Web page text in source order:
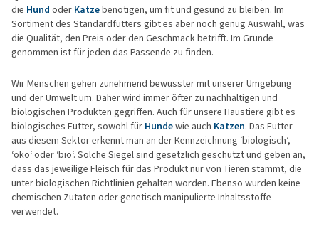
die Hund oder Katzebenötigen, um fit und gesund zu bleiben. Im
Sortiment des Standardfutters gibt es aber noch genug Auswahl, was
die Qualität, den Preis oder den Geschmack betrifft. Im Grunde
genommen ist für jeden das Passende zu finden.
Wir Menschen gehen zunehmend bewusster mit unserer Umgebung
und der Umwelt um. Daher wird immer öfter zu nachhaltigen und
biologischen Produkten gegriffen. Auch für unsere Haustiere gibt es
biologisches Futter, sowohl für Hundewie auch Katzen. Das Futter
aus diesem Sektor erkennt man an der Kennzeichnung ‘biologisch‘,
‘öko‘ oder ‘bio‘. Solche Siegel sind gesetzlich geschützt und geben an,
dass das jeweilige Fleisch für das Produkt nur von Tieren stammt, die
unter biologischen Richtlinien gehalten worden. Ebenso wurden keine
chemischen Zutaten oder genetisch manipulierte Inhaltsstoffe
verwendet.